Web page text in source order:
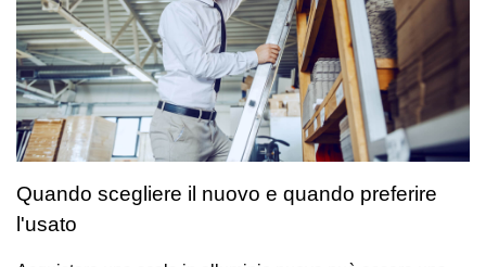
Quando scegliere il nuovo e quando preferire
l'usato